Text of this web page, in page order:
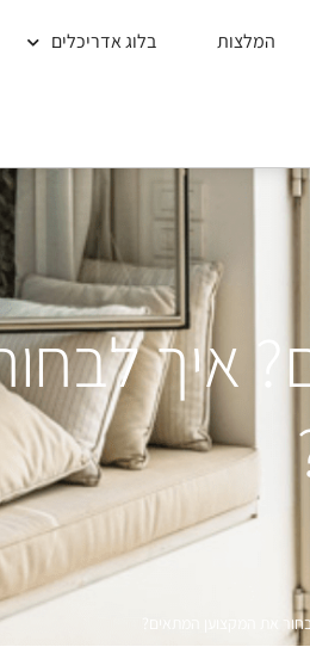
המלצות בלוג אדריכלים
איך
את המקצוען המתאים?